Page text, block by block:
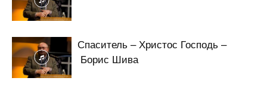
Спаситель – Христос Господь –
Борис Шива